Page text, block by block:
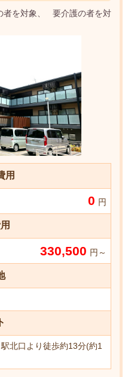
者を対象
要介護の者を対
用
0 円
330,500 円～
北口より徒歩約13分(約1